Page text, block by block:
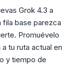
Grok 4.3 a
fila base parezca
Promuévelo
tu ruta actual en
y tiempo de